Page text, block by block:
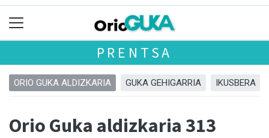
PRENTSA
ORIO GUKA ALDIZKARIA GUKA GEHIGARRIA IKUSBERA
Orio Guka aldizkaria 313